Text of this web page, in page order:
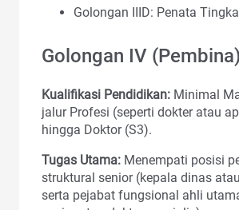
Golongan IIID: Penata Tingkat
Golongan IV (Pembina)
Kualifikasi Pendidikan: Minimal
jalur Profesi (seperti dokter atau
hingga Doktor (S3).
Tugas Utama: Menempati posisi
struktural senior (kepala dinas
serta pejabat fungsional ahli